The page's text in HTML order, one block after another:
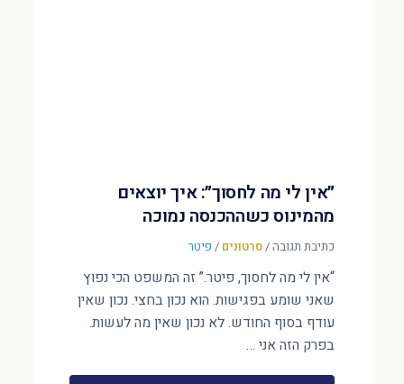
״אין לי מה לחסוך״: איך יוצאים
מהמינוס כשההכנסה נמוכה
כתיבת תגובה/סרטונים / פיטר
“אין לי מה לחסוך, פיטר.” זה המשפט הכי נפוץ
שאני שומע בפגישות. הוא נכון בחצי. נכון שאין
עודף בסוף החודש. לא נכון שאין מה לעשות.
בפרק הזה אני …